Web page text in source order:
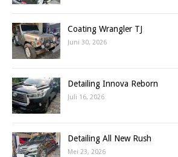
Coating Wrangler TJ
Juni 30, 2026
Detailing Innova Reborn
Juli 16, 2026
Detailing All New Rush
Mei 23, 2026